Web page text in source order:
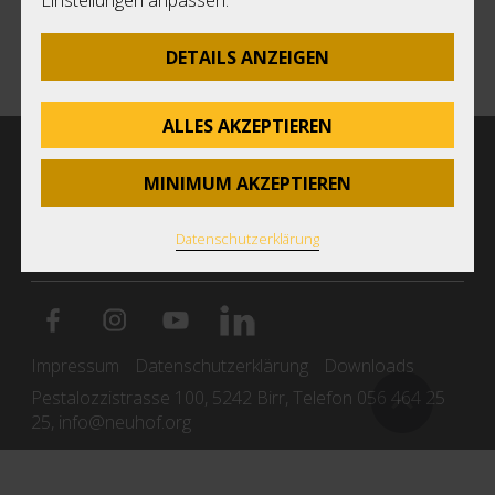
AUFNAHME SPENDEN
ANMELDUNG NEWSLETTER
Impressum Datenschutzerklärung
Downloads
Pestalozzistrasse 100, 5242 Birr, Telefon 056 464 25
25, info@neuhof.org
DETAILS ANZEIGEN
ALLES AKZEPTIEREN
MINIMUM AKZEPTIEREN
Datenschutzerklärung